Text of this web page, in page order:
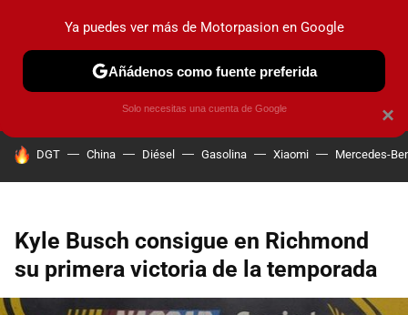
PRUEBAS COCHES ELÉCTRICOS OBSERVATORIO
HOY SE HABLA DE
DGT China Diésel Gasolina Xiaomi Mercedes-
Kyle Busch consigue en Richmond
su primera victoria de la temporada
×
Ya puedes ver más de Motorpasion en Google
Añádenos como fuente preferida
Solo necesitas una cuenta de Google